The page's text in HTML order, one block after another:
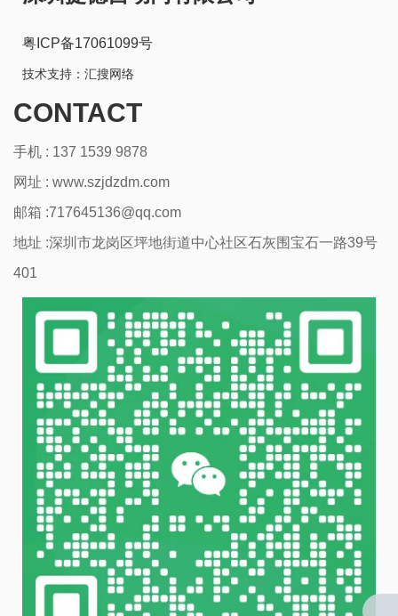
粤ICP备17061099号
技术支持： 汇搜网络
CONTACT
手机 : 137 1539 9878
网址 : www.szjdzdm.com
邮箱 :717645136@qq.com
地址 :深圳市龙岗区坪地街道中心社区石灰围宝石一路39号
401